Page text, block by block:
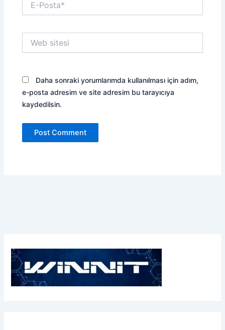
Posta*
sitesi
Daha sonraki yorumlarımda kullanılması için adım,
e-posta adresim ve site adresim bu tarayıcıya
kaydedilsin.